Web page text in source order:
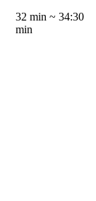
32 min ~ 34:30
min